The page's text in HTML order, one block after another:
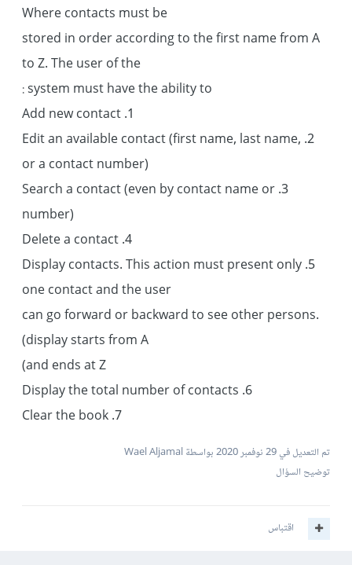
Where contacts must be
stored in order according to the first name from A
to Z. The user of the
system must have the ability to :
1. Add new contact
2. Edit an available contact (first name, last name,
or a contact number)
3. Search a contact (even by contact name or
number)
4. Delete a contact
5. Display contacts. This action must present only
one contact and the user
can go forward or backward to see other persons.
(display starts from A
and ends at Z)
6. Display the total number of contacts
7. Clear the book
تم التعديل في29 نوفمبر 2020
بواسطة Wael Aljamal
توضيح السؤال
اقتباس